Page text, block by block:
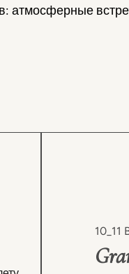
атмосферные
10_11